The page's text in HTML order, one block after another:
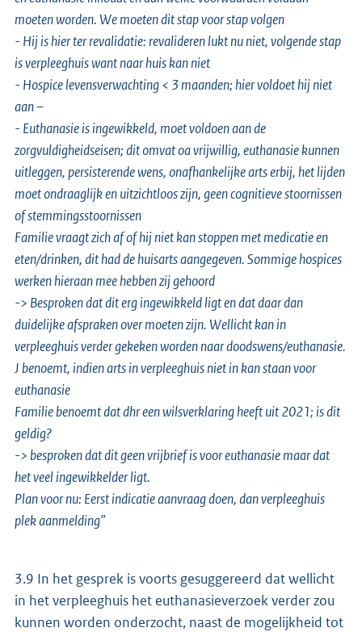
moeten worden. We moeten dit stap voor stap volgen
- Hij is hier ter revalidatie: revalideren lukt nu niet, volgende stap
is verpleeghuis want naar huis kan niet
- Hospice levensverwachting < 3 maanden; hier voldoet hij niet
aan –
- Euthanasie is ingewikkeld, moet voldoen aan de
zorgvuldigheidseisen; dit omvat oa vrijwillig, euthanasie kunnen
uitleggen, persisterende wens, onafhankelijke arts erbij, het lijden
moet ondraaglijk en uitzichtloos zijn, geen cognitieve stoornissen
of stemmingsstoornissen
Familie vraagt zich af of hij niet kan stoppen met medicatie en
eten/drinken, dit had de huisarts aangegeven. Sommige hospices
werken hieraan mee hebben zij gehoord
-> Besproken dat dit erg ingewikkeld ligt en dat daar dan
duidelijke afspraken over moeten zijn. Wellicht kan in
verpleeghuis verder gekeken worden naar doodswens/euthanasie.
J benoemt, indien arts in verpleeghuis niet in kan staan voor
euthanasie
Familie benoemt dat dhr een wilsverklaring heeft uit 2021; is dit
geldig?
-> besproken dat dit geen vrijbrief is voor euthanasie maar dat
het veel ingewikkelder ligt.
Plan voor nu: Eerst indicatie aanvraag doen, dan verpleeghuis
plek aanmelding”
3.9 In het gesprek is voorts gesuggereerd dat wellicht
in het verpleeghuis het euthanasieverzoek verder zou
kunnen worden onderzocht, naast de mogelijkheid tot